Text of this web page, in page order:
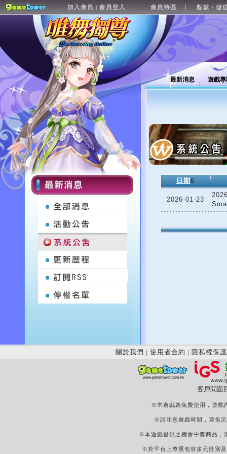
加入會員 | 會員登入 會員特區 點數 / 儲
最新消息 遊戲
日期 6
2026-01-23
關於我們 | 使用者合約 | 隱私權保護
客戶問題
※本遊戲為免費使用，遊戲
※請注意遊戲時間，避免
※本遊戲提供之機會中獎商品，
※於平台上尊重包容多元性別